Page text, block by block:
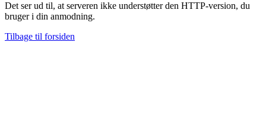
Det ser ud til, at serveren ikke understøtter den HTTP-version, du
bruger i din anmodning.
Tilbage til forsiden